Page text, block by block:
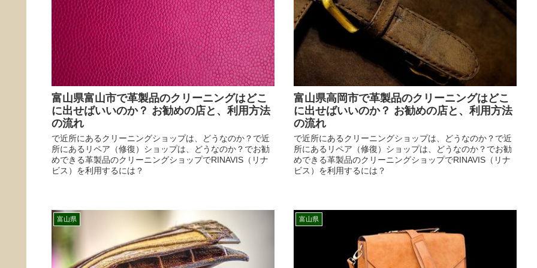
富山県富山市で革製品のクリーニングはどこ
に出せばいいのか？ お勧めの店と、利用方法
の流れ
で近所にあるクリーニングショップは、どうなのか？で近
所にあるリペア（修復）ショップは、どうなのか？でお勧
めできる革製品のクリーニングショップでRINAVIS（リナ
ビス）を利用するには？
富山県高岡市で革製品のクリーニングはどこ
に出せばいいのか？ お勧めの店と、利用方法
の流れ
で近所にあるクリーニングショップは、どうなのか？で近
所にあるリペア（修復）ショップは、どうなのか？でお勧
めできる革製品のクリーニングショップでRINAVIS（リナ
ビス）を利用するには？
富山県 富山県